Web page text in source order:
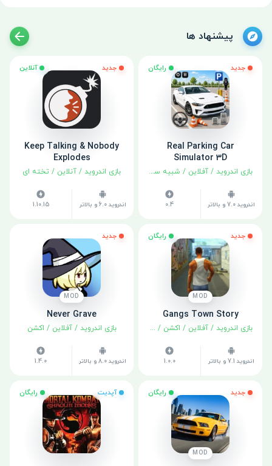
پیشنهاد ها
جدید رایگان
Real Parking Car
Simulator 3D
بازی اندروید / آفلاین / شبیه سازی
اندروید 7.0 و بالاتر 0.4
جدید آنلاین
Keep Talking & Nobody
Explodes
بازی اندروید / آنلاین / تخته ای
اندروید 6.0 و بالاتر 1.10.15
جدید رایگان
MOD
Gangs Town Story
بازی اندروید / آفلاین / اکشن / ماجراجویی
اندروید 7.1 و بالاتر 1.0.0
جدید
MOD
Never Grave
بازی اندروید /آفلاین / اکشن
اندروید 8.0 و بالاتر 1.4.0
جدید رایگان
MOD
آپدیت رایگان